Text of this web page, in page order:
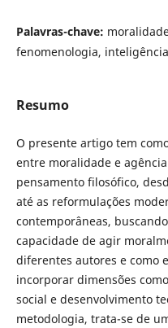
Palavras-chave:
fenomenologia,
Resumo
O presente artigo tem
entre moralidade e
pensamento filosófico,
até as reformulações
contemporâneas,
capacidade de agir
diferentes autores e como
incorporar dimensões
social e desenvolvimento
metodologia, trata-se de